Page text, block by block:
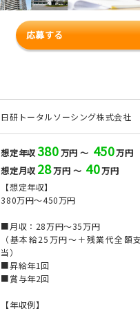
応募する
日研トータルソーシング株式会社
想定年収380万円 ～ 450万円
想定月収 28万円 ～ 40万円
【想定年収】
380万円～450万円
■月収：28万円～35万円
（基本給25万円～＋残業代全額
当）
■昇給年1回
■賞与年2回
【年収例】